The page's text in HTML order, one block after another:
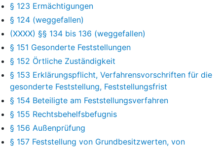
§ 123 Ermächtigungen
§ 124 (weggefallen)
(XXXX) §§ 134 bis 136 (weggefallen)
§ 151 Gesonderte Feststellungen
§ 152 Örtliche Zuständigkeit
§ 153 Erklärungspflicht, Verfahrensvorschriften für die
gesonderte Feststellung, Feststellungsfrist
§ 154 Beteiligte am Feststellungsverfahren
§ 155 Rechtsbehelfsbefugnis
§ 156 Außenprüfung
§ 157 Feststellung von Grundbesitzwerten, von